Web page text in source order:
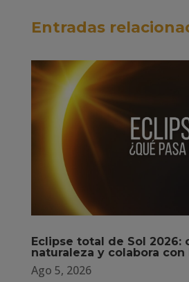
Entradas
Eclipse total de Sol 2026:
naturaleza y colabora con
Ago 5, 2026